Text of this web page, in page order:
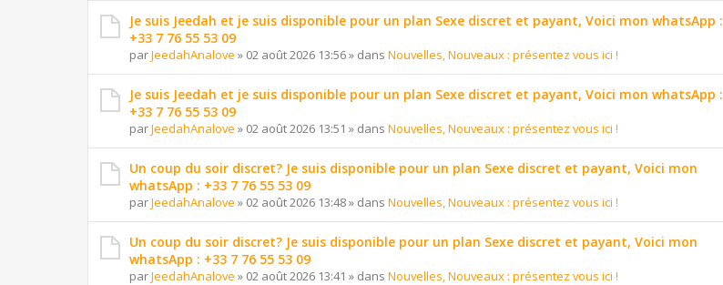
Je suis Jeedah et je suis disponible pour un plan Sexe discret et payant, Voici mon whatsApp :
+33 7 76 55 53 09
parJeedahAnalove » 02 août 2026 13:56» dans Nouvelles, Nouveaux : présentez vous ici !
Je suis Jeedah et je suis disponible pour un plan Sexe discret et payant, Voici mon whatsApp :
+33 7 76 55 53 09
parJeedahAnalove » 02 août 2026 13:51 » dans Nouvelles, Nouveaux : présentez vous ici !
Un coup du soir discret? Je suis disponible pour un plan Sexe discret et payant, Voici mon
whatsApp : +33 7 76 55 53 09
parJeedahAnalove » 02 août 2026 13:48» dans Nouvelles, Nouveaux : présentez vous ici !
Un coup du soir discret? Je suis disponible pour un plan Sexe discret et payant, Voici mon
whatsApp : +33 7 76 55 53 09
parJeedahAnalove » 02 août 2026 13:41 » dans Nouvelles, Nouveaux : présentez vous ici !